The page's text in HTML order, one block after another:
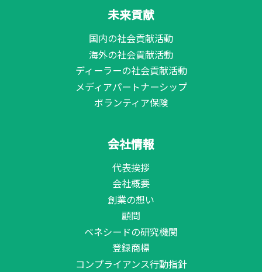
未来貢献
国内の社会貢献活動
海外の社会貢献活動
ディーラーの社会貢献活動
メディアパートナーシップ
ボランティア保険
会社情報
代表挨拶
会社概要
創業の想い
顧問
ベネシードの研究機関
登録商標
コンプライアンス行動指針